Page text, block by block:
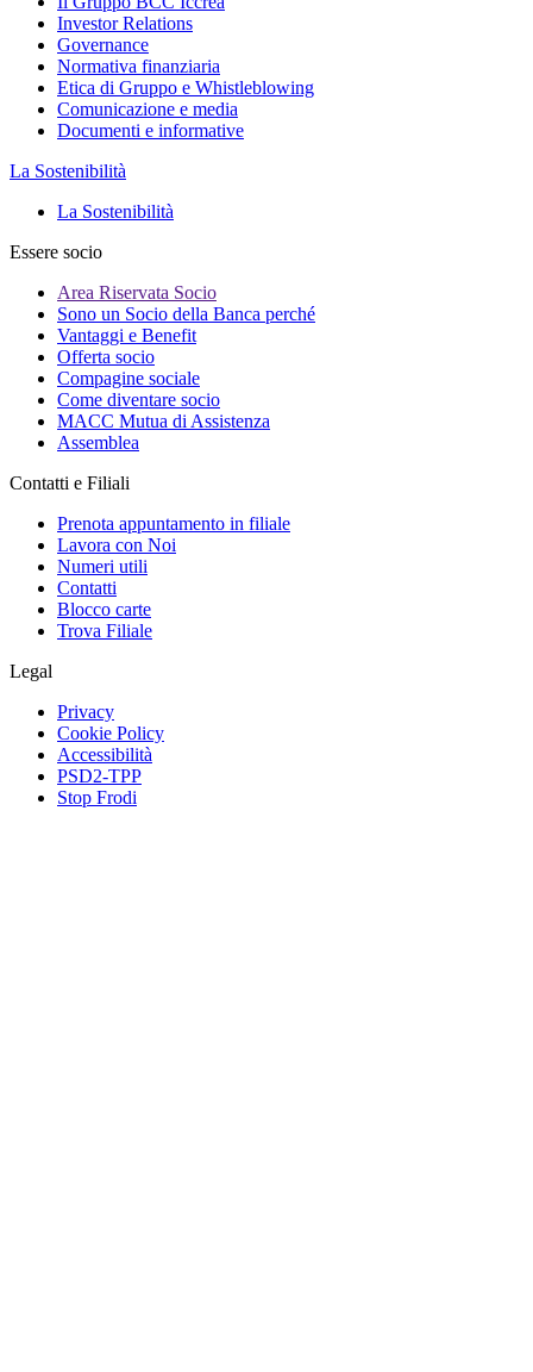
Investor Relations
Governance
Normativa finanziaria
Etica di Gruppo e Whistleblowing
Comunicazione e media
Documenti e informative
La Sostenibilità
La Sostenibilità
Essere socio
Area Riservata Socio
Sono un Socio della Banca perché
Vantaggi e Benefit
Offerta socio
Compagine sociale
Come diventare socio
MACC Mutua di Assistenza
Assemblea
Contatti e Filiali
Prenota appuntamento in filiale
Lavora con Noi
Numeri utili
Contatti
Blocco carte
Trova Filiale
Legal
Privacy
Cookie Policy
Accessibilità
PSD2-TPP
Stop Frodi